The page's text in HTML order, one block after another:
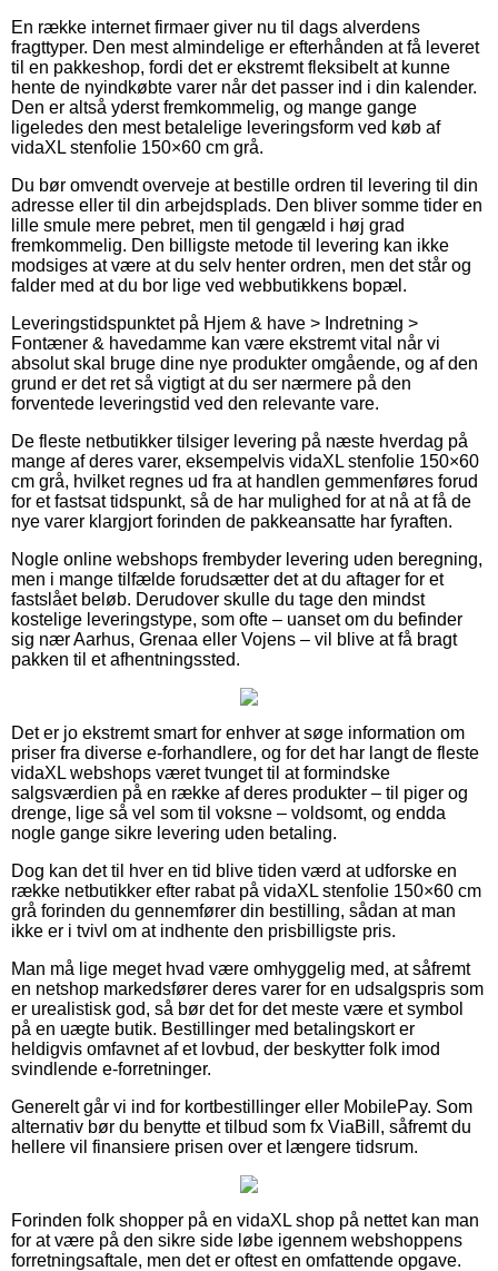
En række internet firmaer giver nu til dags alverdens
fragttyper. Den mest almindelige er efterhånden at få leveret
til en pakkeshop, fordi det er ekstremt fleksibelt at kunne
hente de nyindkøbte varer når det passer ind i din kalender.
Den er altså yderst fremkommelig, og mange gange
ligeledes den mest betalelige leveringsform ved køb af
vidaXL stenfolie 150×60 cm grå.
Du bør omvendt overveje at bestille ordren til levering til din
adresse eller til din arbejdsplads. Den bliver somme tider en
lille smule mere pebret, men til gengæld i høj grad
fremkommelig. Den billigste metode til levering kan ikke
modsiges at være at du selv henter ordren, men det står og
falder med at du bor lige ved webbutikkens bopæl.
Leveringstidspunktet på Hjem & have > Indretning >
Fontæner & havedamme kan være ekstremt vital når vi
absolut skal bruge dine nye produkter omgående, og af den
grund er det ret så vigtigt at du ser nærmere på den
forventede leveringstid ved den relevante vare.
De fleste netbutikker tilsiger levering på næste hverdag på
mange af deres varer, eksempelvis vidaXL stenfolie 150×60
cm grå, hvilket regnes ud fra at handlen gemmenføres forud
for et fastsat tidspunkt, så de har mulighed for at nå at få de
nye varer klargjort forinden de pakkeansatte har fyraften.
Nogle online webshops frembyder levering uden beregning,
men i mange tilfælde forudsætter det at du aftager for et
fastslået beløb. Derudover skulle du tage den mindst
kostelige leveringstype, som ofte – uanset om du befinder
sig nær Aarhus, Grenaa eller Vojens – vil blive at få bragt
pakken til et afhentningssted.
Det er jo ekstremt smart for enhver at søge information om
priser fra diverse e-forhandlere, og for det har langt de fleste
vidaXL webshops været tvunget til at formindske
salgsværdien på en række af deres produkter – til piger og
drenge, lige så vel som til voksne – voldsomt, og endda
nogle gange sikre levering uden betaling.
Dog kan det til hver en tid blive tiden værd at udforske en
række netbutikker efter rabat på vidaXL stenfolie 150×60 cm
grå forinden du gennemfører din bestilling, sådan at man
ikke er i tvivl om at indhente den prisbilligste pris.
Man må lige meget hvad være omhyggelig med, at såfremt
en netshop markedsfører deres varer for en udsalgspris som
er urealistisk god, så bør det for det meste være et symbol
på en uægte butik. Bestillinger med betalingskort er
heldigvis omfavnet af et lovbud, der beskytter folk imod
svindlende e-forretninger.
Generelt går vi ind for kortbestillinger eller MobilePay. Som
alternativ bør du benytte et tilbud som fx ViaBill, såfremt du
hellere vil finansiere prisen over et længere tidsrum.
Forinden folk shopper på en vidaXL shop på nettet kan man
for at være på den sikre side løbe igennem webshoppens
forretningsaftale, men det er oftest en omfattende opgave.